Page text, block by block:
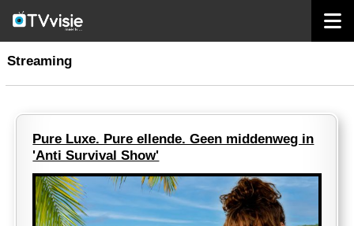
streaming
Streaming
Pure Luxe. Pure ellende. Geen middenweg in
'Anti Survival Show'